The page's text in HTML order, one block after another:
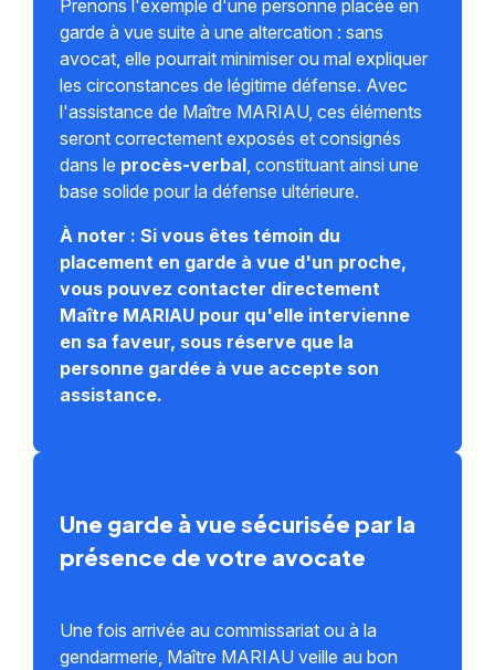
Prenons l'exemple d'une personne placée en
garde à vue suite à une altercation : sans
avocat, elle pourrait minimiser ou mal expliquer
les circonstances de légitime défense. Avec
l'assistance de Maître MARIAU, ces éléments
seront correctement exposés et consignés
dans le procès-verbal, constituant ainsi une
base solide pour la défense ultérieure.
À noter : Si vous êtes témoin du
placement en garde à vue d'un proche,
vous pouvez contacter directement
Maître MARIAU pour qu'elle intervienne
en sa faveur, sous réserve que la
personne gardée à vue accepte son
assistance.
Une garde à vue sécurisée par la
présence de votre avocate
Une fois arrivée au commissariat ou à la
gendarmerie, Maître MARIAU veille au bon